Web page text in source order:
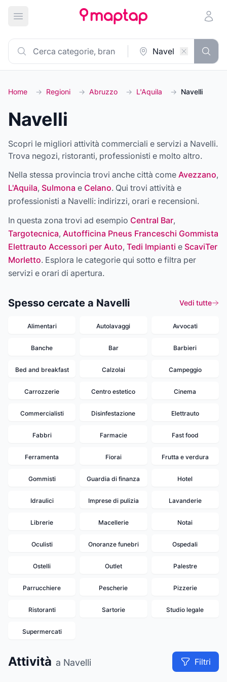
Apri menu principale
Home → Regioni → Abruzzo → L'Aquila → Navelli
Navelli
Scopri le migliori attività commerciali e servizi a Navelli.
Trova negozi, ristoranti, professionisti e molto altro.
Nella stessa provincia trovi anche città come Avezzano,
L'Aquila, Sulmona e Celano. Qui trovi attività e
professionisti a Navelli: indirizzi, orari e recensioni.
In questa zona trovi ad esempio Central Bar,
Targotecnica, Autofficina Pneus Franceschi Gommista
Elettrauto Accessori per Auto, Tedi Impianti e ScaviTer
Morletto. Esplora le categorie qui sotto e filtra per
servizi e orari di apertura.
Spesso cercate a Navelli Vedi tutte
Alimentari Autolavaggi Avvocati
Banche Bar Barbieri
Bed and breakfast Calzolai Campeggio
Carrozzerie Centro estetico Cinema
Commercialisti Disinfestazione Elettrauto
Fabbri Farmacie Fast food
Ferramenta Fiorai Frutta e verdura
Gommisti Guardia di finanza Hotel
Idraulici Imprese di pulizia Lavanderie
Librerie Macellerie Notai
Oculisti Onoranze funebri Ospedali
Ostelli Outlet Palestre
Parrucchiere Pescherie Pizzerie
Ristoranti Sartorie Studio legale
Supermercati
Attività a Navelli Filtri
19